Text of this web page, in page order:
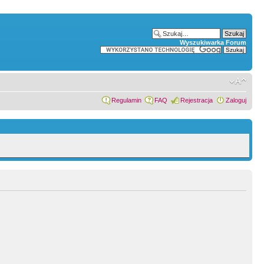
Wyszukiwarka Forum
Regulamin FAQ Rejestracja Zaloguj